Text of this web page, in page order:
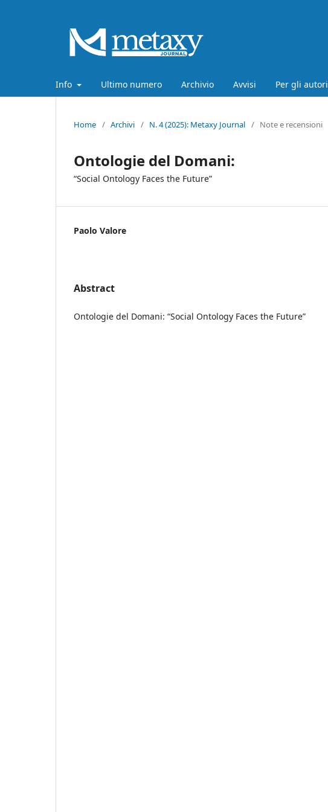
Info Ultimo numero Archivio Avvisi Per gli autori
Home / Archivi / N. 4 (2025): Metaxy Journal / Note e recensioni
Ontologie del Domani:
“Social Ontology Faces the Future”
Paolo Valore
Abstract
Ontologie del Domani: “Social Ontology Faces the Future”